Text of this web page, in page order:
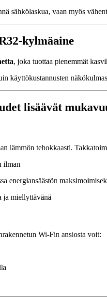
sähkölaskua, vaan myös
kylmäaine
, joka tuottaa pienemmät
käyttökustannusten
lisäävät
lämmön tehokkaasti.
ilman
energiansäästön
ja miellyttävänä
Wi-Fin ansiosta voit: